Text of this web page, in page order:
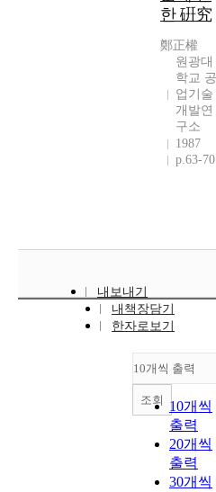
한 硏究
鄭正權
원광대
학교 공
업기술
개발연
구소
1987
p.63-70
내보내기
내책장담기
한자로보기
10개씩 출력
10개씩
출력
20개씩
출력
30개씩
조회